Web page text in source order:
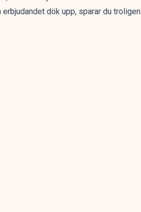
dök upp, sparar du troligen